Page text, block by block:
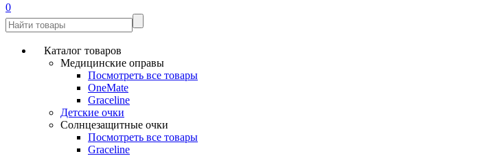
0
Каталог товаров
Медицинские оправы
Посмотреть все товары
OneMate
Graceline
Детские очки
Солнцезащитные очки
Посмотреть все товары
Graceline